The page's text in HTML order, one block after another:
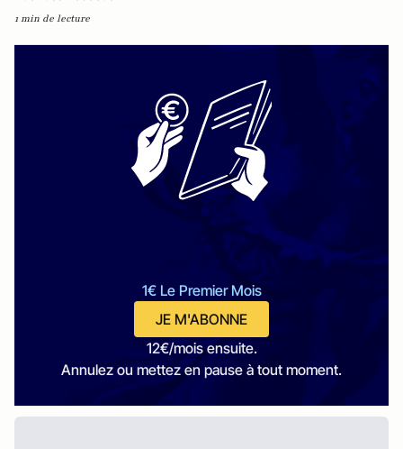
1 min de lecture
1€ Le Premier Mois
JE M'ABONNE
12€/mois ensuite.
Annulez ou mettez en pause à tout moment.